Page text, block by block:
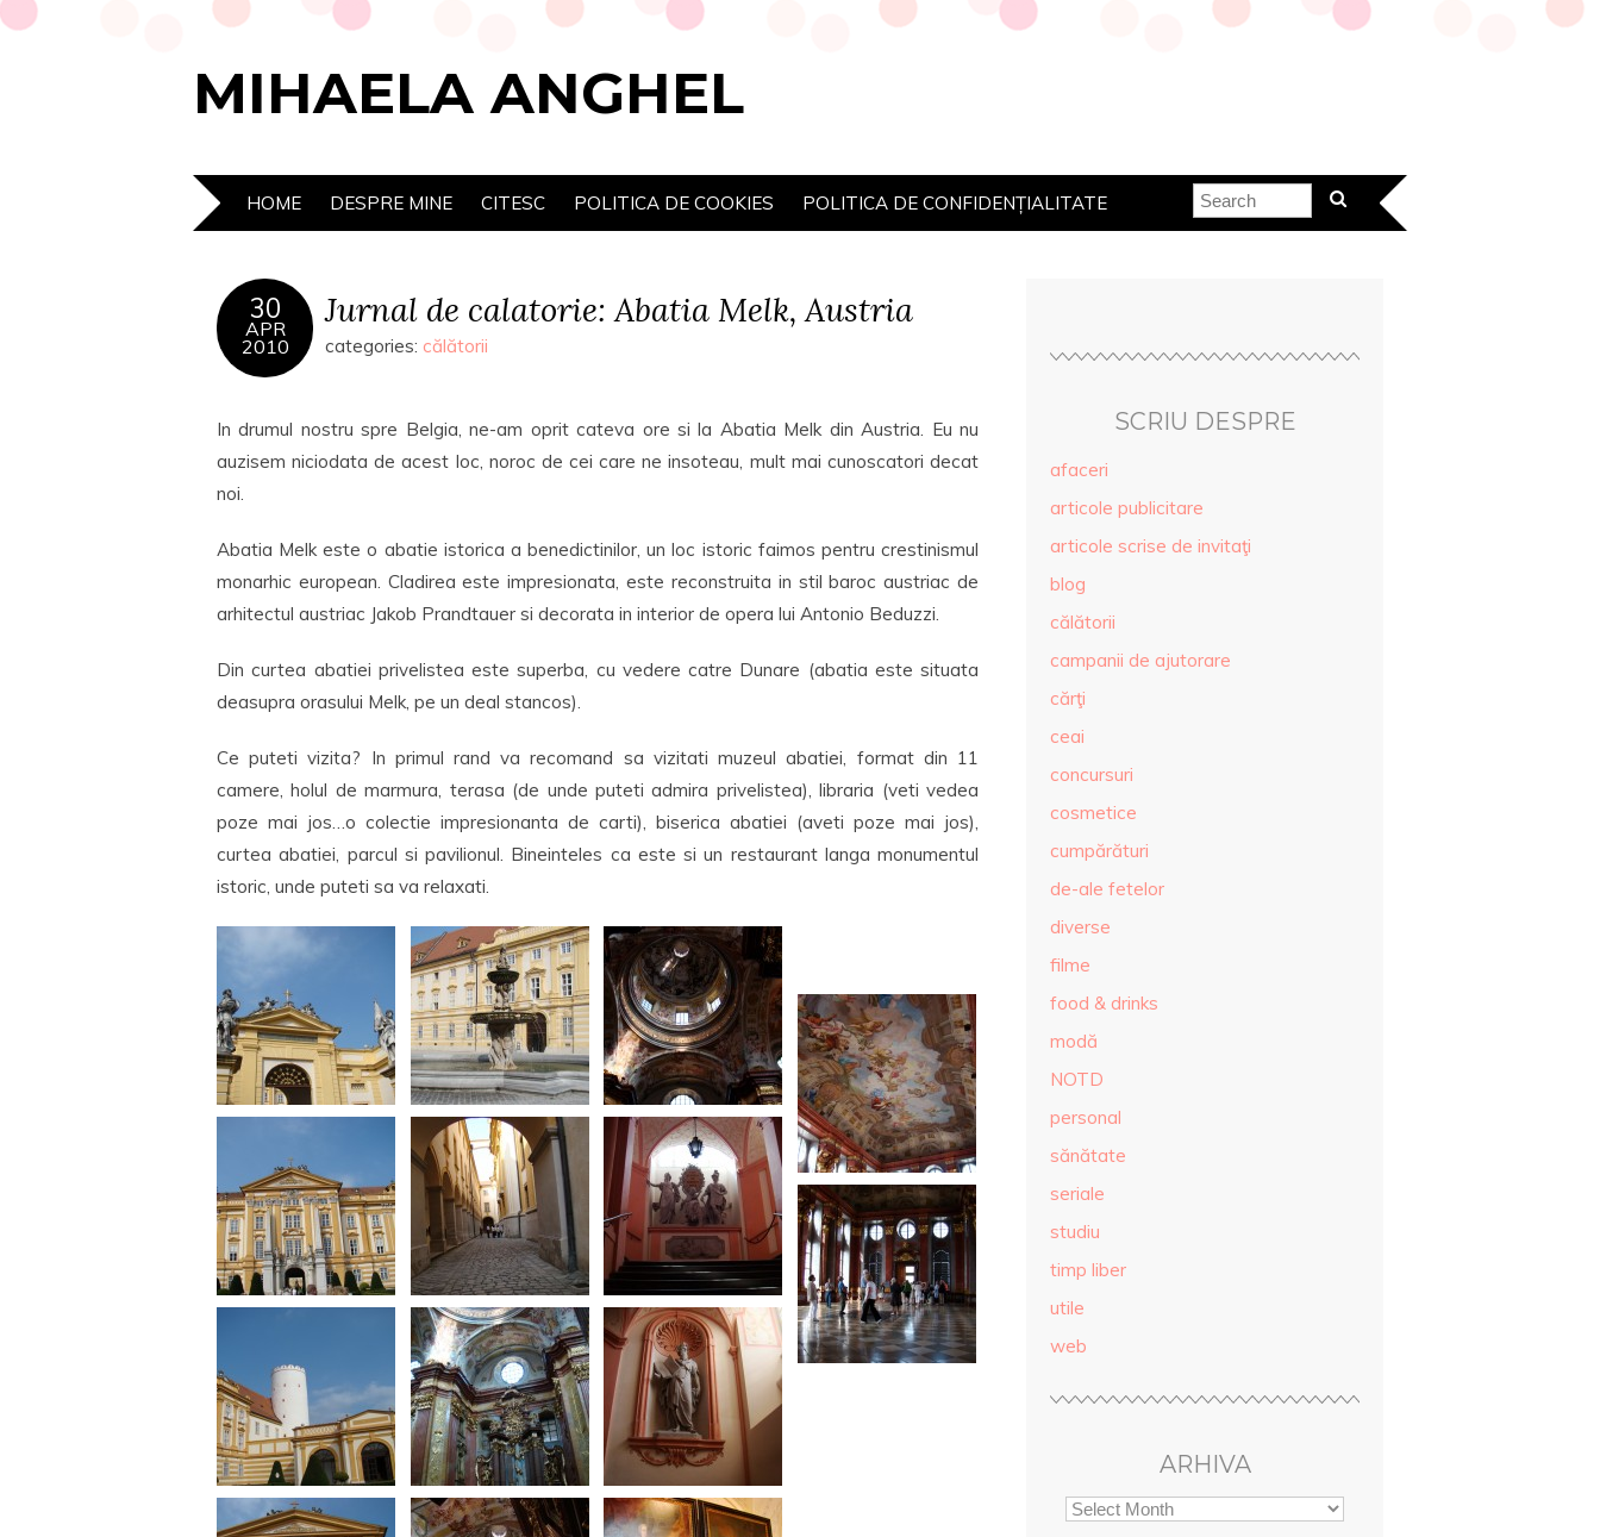
MIHAELA ANGHEL
HOME DESPRE MINE CITESC POLITICA DE COOKIES POLITICA DE CONFIDENȚIALITATE
30
APR
2010
Jurnal de calatorie: Abatia Melk, Austria
categories: călătorii
In drumul nostru spre Belgia, ne-am oprit cateva ore si la Abatia Melk din Austria. Eu nu
auzisem niciodata de acest loc, noroc de cei care ne insoteau, mult mai cunoscatori decat
noi.
Abatia Melk este o abatie istorica a benedictinilor, un loc istoric faimos pentru crestinismul
monarhic european. Cladirea este impresionata, este reconstruita in stil baroc austriac de
arhitectul austriac Jakob Prandtauer si decorata in interior de opera lui Antonio Beduzzi.
Din curtea abatiei privelistea este superba, cu vedere catre Dunare (abatia este situata
deasupra orasului Melk, pe un deal stancos).
Ce puteti vizita? In primul rand va recomand sa vizitati muzeul abatiei, format din 11
camere, holul de marmura, terasa (de unde puteti admira privelistea), libraria (veti vedea
poze mai jos…o colectie impresionanta de carti), biserica abatiei (aveti poze mai jos),
curtea abatiei, parcul si pavilionul. Bineinteles ca este si un restaurant langa monumentul
istoric, unde puteti sa va relaxati.
SCRIU DESPRE
afaceri
articole publicitare
articole scrise de invitaţi
blog
călătorii
campanii de ajutorare
cărţi
ceai
concursuri
cosmetice
cumpărături
de-ale fetelor
diverse
filme
food & drinks
modă
NOTD
personal
sănătate
seriale
studiu
timp liber
utile
web
ARHIVA